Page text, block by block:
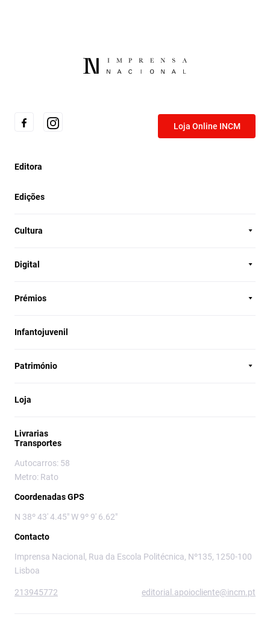
Loja Online INCM
Editora
Edições
Cultura
Digital
Prémios
Infantojuvenil
Património
Loja
Livrarias
Transportes
Autocarros: 58
Metro: Rato
Coordenadas GPS
N 38º 43' 4.45" W 9º 9' 6.62"
Contacto
Imprensa Nacional, Rua da Escola Politécnica, Nº135, 1250-100
Lisboa
213945772 editorial.apoiocliente@incm.pt